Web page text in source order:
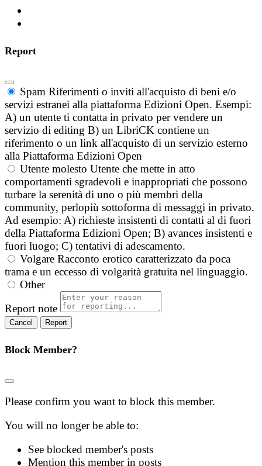
Report
Spam Riferimenti o inviti all'acquisto di beni e/o
servizi estranei alla piattaforma Edizioni Open. Esempi:
A) un utente ti contatta in privato per vendere un
servizio di editing B) un LibriCK contiene un
riferimento o un link all'acquisto di un servizio esterno
alla Piattaforma Edizioni Open
Utente molesto Utente che mette in atto
comportamenti sgradevoli e inappropriati che possono
turbare la serenità di uno o più membri della
community, perlopiù sottoforma di messaggi in privato.
Ad esempio: A) richieste insistenti di contatti al di fuori
della Piattaforma Edizioni Open; B) avances insistenti e
fuori luogo; C) tentativi di adescamento.
Volgare Racconto erotico caratterizzato da poca
trama e un eccesso di volgarità gratuita nel linguaggio.
Other
Report note
Report
Block Member?
Please confirm you want to block this member.
You will no longer be able to:
See blocked member's posts
Mention this member in posts